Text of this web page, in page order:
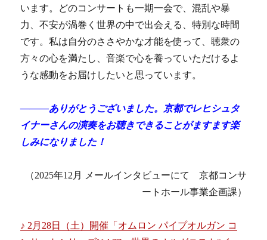
います。 どのコンサートも一期一会で、混乱や暴
力、不安が渦巻く世界の中で出会える、特別な時間
です。私は自分のささやかな才能を使って、聴衆の
方々の心を満たし、音楽で心を養っていただけるよ
うな感動をお届けしたいと思っています。
―――ありがとうございました。京都でレヒシュタ
イナーさんの演奏をお聴きできることがますます楽
しみになりました！
（2025年12月 メールインタビューにて 京都コンサ
ートホール事業企画課）
♪ 2月28日（土）開催「オムロン パイプオルガン コ